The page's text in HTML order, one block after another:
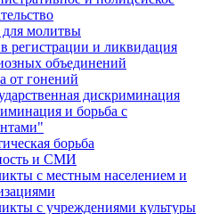
молитвы
регистрации и ликвидация
объединений
от гонений
дискриминация
и борьба с
борьба
и СМИ
с местным населением и
с учреждениями культуры